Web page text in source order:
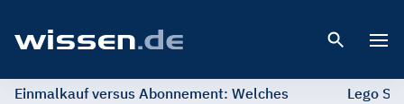
Einmalkauf versus Abonnement: Welches
Lego